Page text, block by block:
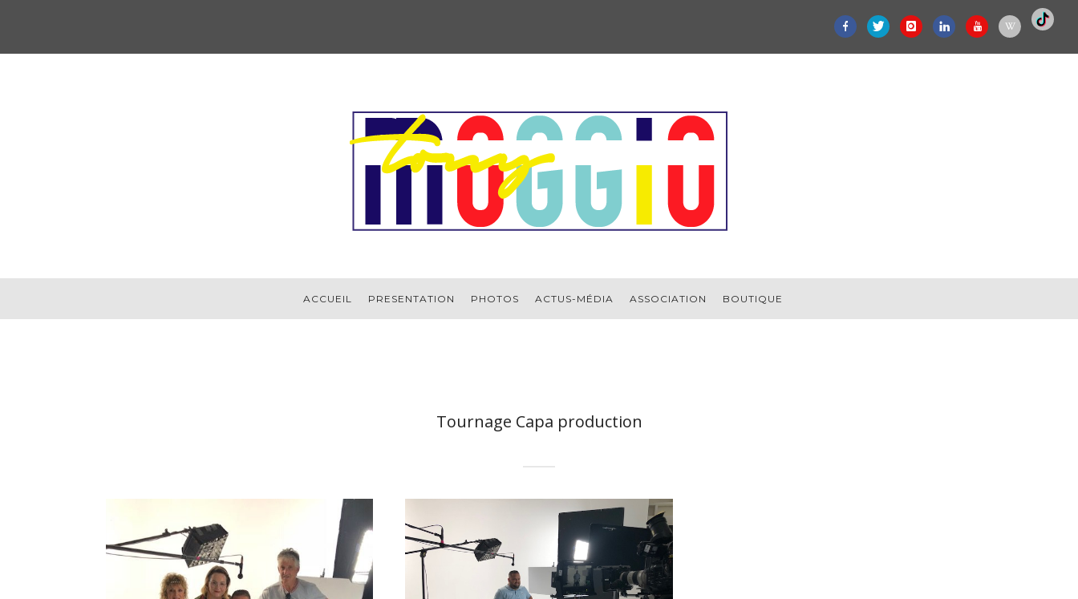
ACCUEIL PRESENTATION PHOTOS ACTUS-MÉDIA ASSOCIATION BOUTIQUE
Tournage Capa production